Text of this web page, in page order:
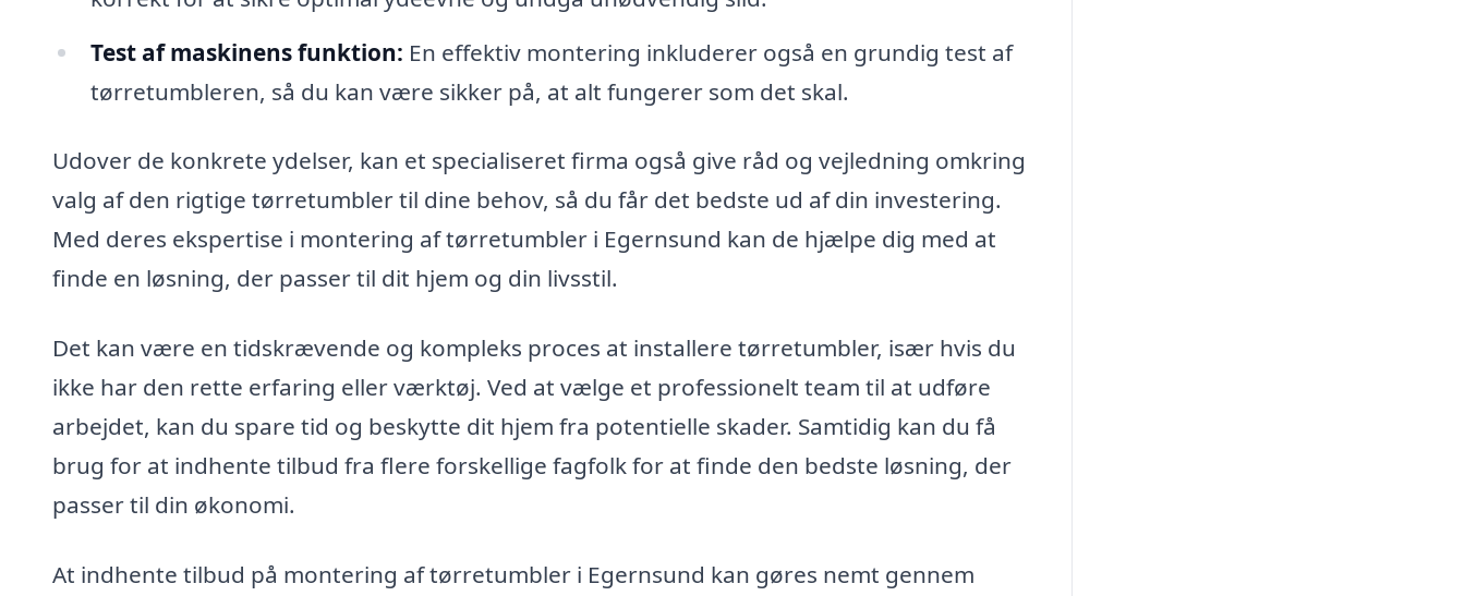
Test af maskinens funktion: En effektiv montering inkluderer også en grundig test af
tørretumbleren, så du kan være sikker på, at alt fungerer som det skal.
Udover de konkrete ydelser, kan et specialiseret firma også give råd og vejledning omkring
valg af den rigtige tørretumbler til dine behov, så du får det bedste ud af din investering.
Med deres ekspertise i montering af tørretumbler i Egernsund kan de hjælpe dig med at
finde en løsning, der passer til dit hjem og din livsstil.
Det kan være en tidskrævende og kompleks proces at installere tørretumbler, især hvis du
ikke har den rette erfaring eller værktøj. Ved at vælge et professionelt team til at udføre
arbejdet, kan du spare tid og beskytte dit hjem fra potentielle skader. Samtidig kan du få
brug for at indhente tilbud fra flere forskellige fagfolk for at finde den bedste løsning, der
passer til din økonomi.
At indhente tilbud på montering af tørretumbler i Egernsund kan gøres nemt gennem